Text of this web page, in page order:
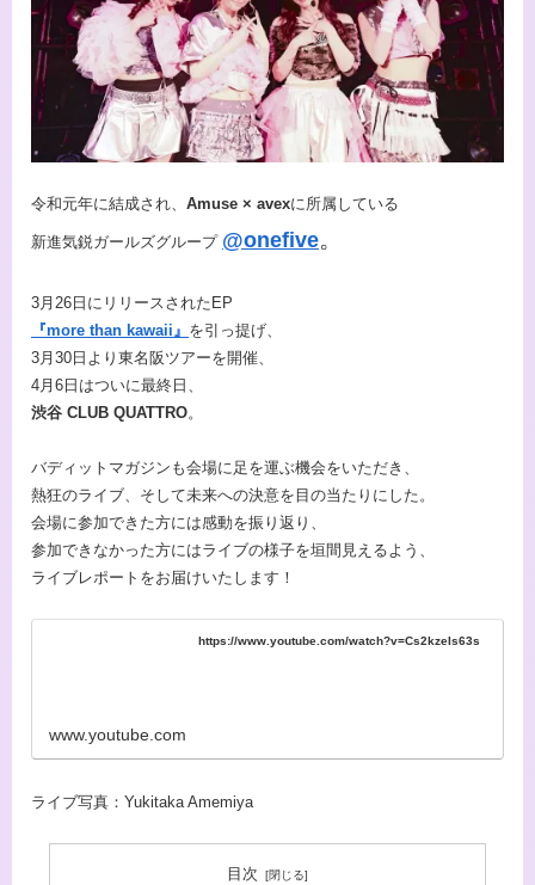
令和元年に結成され、 Amuse × avexに所属している
新進気鋭ガールズグループ @onefive。
3月26日にリリースされたEP
『more than kawaii』 を引っ提げ、
3月30日より東名阪ツアーを開催、
4月6日はついに最終日、
渋谷 CLUB QUATTRO。
バディットマガジンも会場に足を運ぶ機会をいただき、
熱狂のライブ、そして未来への決意を目の当たりにした。
会場に参加できた方には感動を振り返り、
参加できなかった方にはライブの様子を垣間見えるよう、
ライブレポートをお届けいたします！
https://www.youtube.com/watch?v=Cs2kzeIs63s
www.youtube.com
ライブ写真：Yukitaka Amemiya
目次